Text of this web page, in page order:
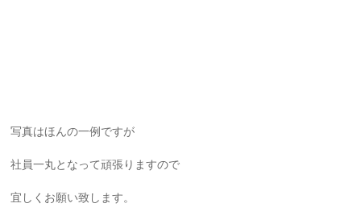
写真はほんの一例ですが
社員一丸となって頑張りますので
宜しくお願い致します。